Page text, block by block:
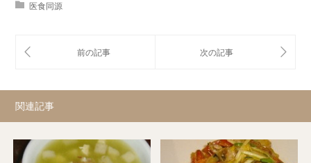
医食同源
関連記事